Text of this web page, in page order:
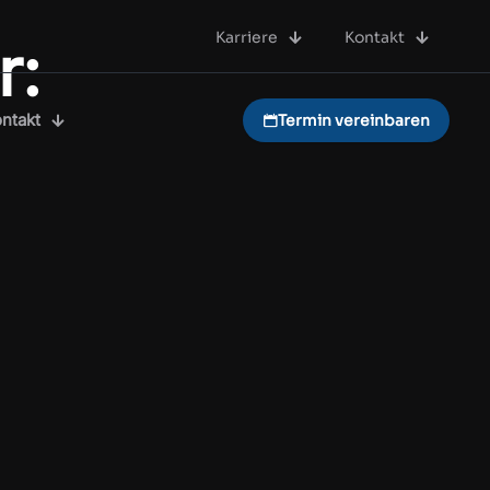
Karriere Kontakt
Termin vereinbaren